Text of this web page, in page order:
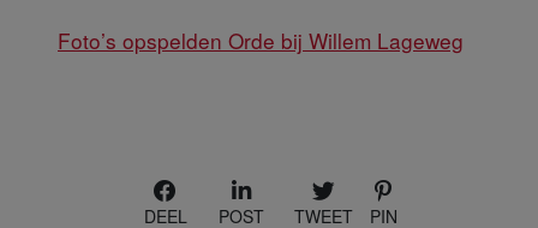
Foto’s opspelden Orde bij Willem Lageweg
DEEL POST TWEET PIN